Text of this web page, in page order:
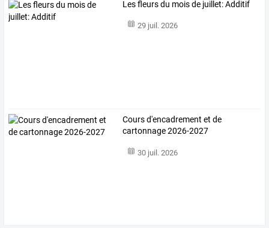
Les fleurs du mois de juillet: Additif
29 juil. 2026
Cours d'encadrement et de
cartonnage 2026-2027
30 juil. 2026